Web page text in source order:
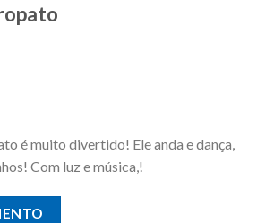
é muito divertido! Ele anda e dança,
Com luz e música,!